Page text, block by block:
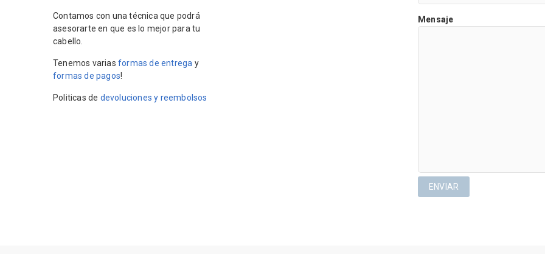
Contamos con una técnica que podrá
asesorarte en que es lo mejor para tu
cabello.
Tenemos varias formas de entrega y
formas de pagos!
Politicas de devoluciones y reembolsos
Mensaje